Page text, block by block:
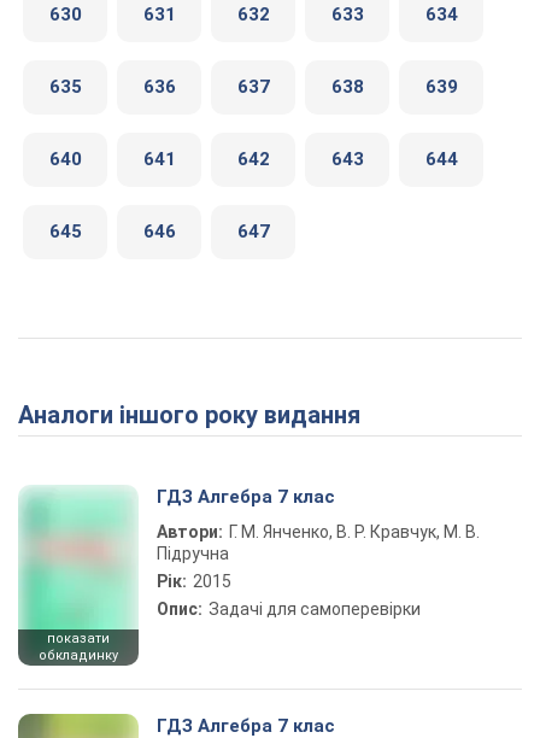
630 631 632 633 634
635 636 637 638 639
640 641 642 643 644
645 646 647
Аналоги іншого року видання
показати
обкладинку
ГДЗ Алгебра 7 клас
Автори: Г. М. Янченко, В. Р. Кравчук, М. В.
Підручна
Рік: 2015
Опис: Задачі для самоперевірки
ГДЗ Алгебра 7 клас